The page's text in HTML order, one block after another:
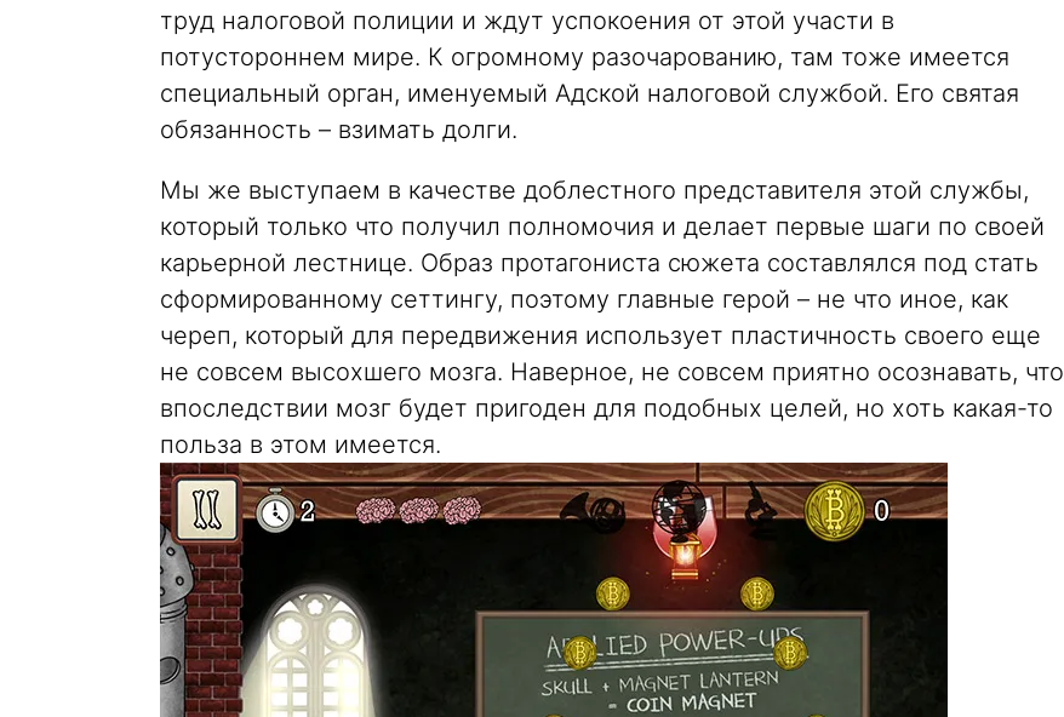
труд налоговой полиции и ждут успокоения от этой участи в
потустороннем мире. К огромному разочарованию, там тоже имеется
специальный орган, именуемый Адской налоговой службой. Его святая
обязанность – взимать долги.
Мы же выступаем в качестве доблестного представителя этой службы,
который только что получил полномочия и делает первые шаги по своей
карьерной лестнице. Образ протагониста сюжета составлялся под стать
сформированному сеттингу, поэтому главные герой – не что иное, как
череп, который для передвижения использует пластичность своего еще
не совсем высохшего мозга. Наверное, не совсем приятно осознавать, что
впоследствии мозг будет пригоден для подобных целей, но хоть какая-то
польза в этом имеется.